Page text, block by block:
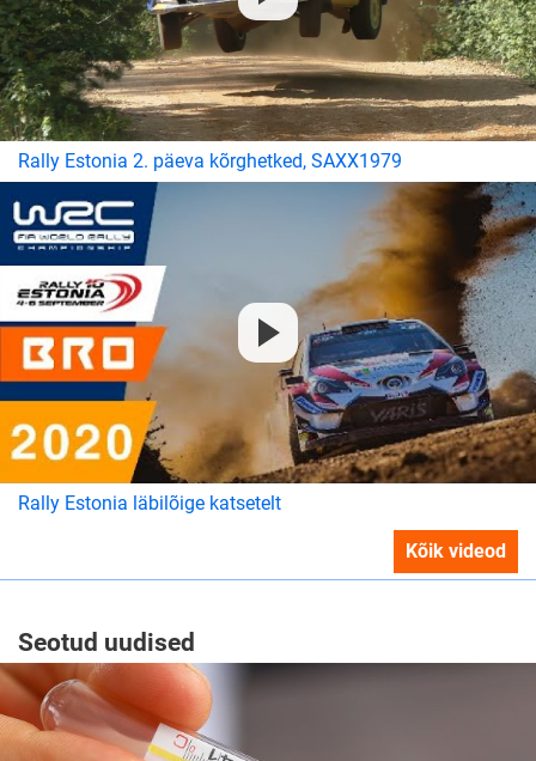
Rally Estonia 2. päeva kõrghetked, SAXX1979
Rally Estonia läbilõige katsetelt
Kõik videod
Seotud uudised